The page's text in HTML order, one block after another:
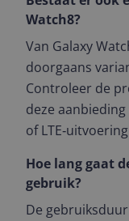
Watch8?
Van Galaxy
doorgaans
Controleer de
deze
of
Hoe lang gaat
gebruik?
De